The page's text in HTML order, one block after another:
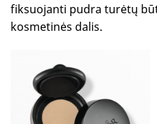
fiksuojanti pudra turėtų
kosmetinės dalis.